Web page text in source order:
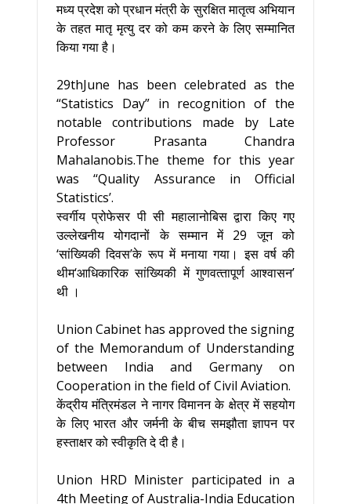
मध्य प्रदेश को प्रधान मंत्री के सुरक्षित मातृत्व अभियान
के तहत मातृ मृत्यु दर को कम करने के लिए सम्मानित
किया गया है।
29thJune has been celebrated as the
“Statistics Day” in recognition of the
notable contributions made by Late
Professor Prasanta Chandra
Mahalanobis.The theme for this year
was ‘‘Quality Assurance in Official
Statistics’.
स्‍वर्गीय प्रोफेसर पी सी महालानोबिस द्वारा किए गए
उल्‍लेखनीय योगदानों के सम्‍मान में 29 जून को
‘सांख्यिकी दिवस’के रूप में मनाया गया। इस वर्ष की
थीम‘आधिकारिक सांख्यिकी में गुणवत्‍तापूर्ण आश्वासन’
थी ।
Union Cabinet has approved the signing
of the Memorandum of Understanding
between India and Germany on
Cooperation in the field of Civil Aviation.
केंद्रीय मंत्रिमंडल ने नागर विमानन के क्षेत्र में सहयोग
के लिए भारत और जर्मनी के बीच समझौता ज्ञापन पर
हस्‍ताक्षर को स्‍वीकृति दे दी है।
Union HRD Minister participated in a
4th Meeting of Australia-India Education